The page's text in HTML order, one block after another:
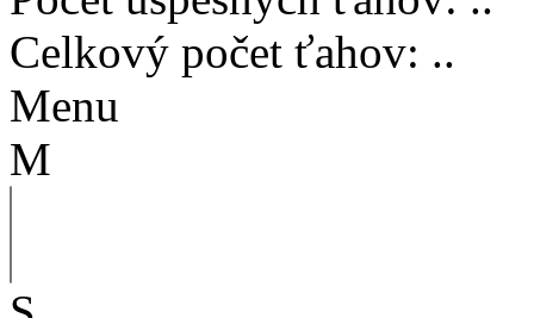
Celkový počet ťahov: ..
Menu
M